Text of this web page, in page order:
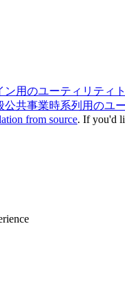
ン用のユーティリティ
公共事業時系列用のユ
from source. If you'd